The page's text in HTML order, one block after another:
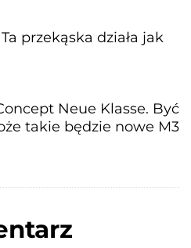
przekąska działa jak
Neue Klasse. Być
takie będzie nowe M3